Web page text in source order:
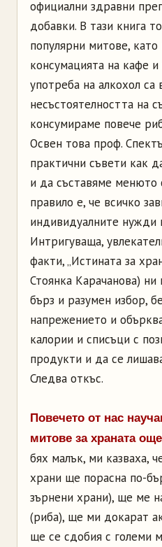
официални здравни
добавки. В тази книга
популярни митове,
консумацията на кафе
употреба на алкохол са
несъстоятелността на
консумираме повече
Освен това проф.
практични съвети как
и да съставяме менюто
правило е, че всичко
индивидуалните нужди
Интригуваща,
факти, „Истината за
Стоянка Карачанова)
бърз и разумен избор,
напрежението и
калории и списъци с
продукти и да се
Следва откъс.
Повечето от нас
митове за храната
бях малък, ми казваха,
храни ще порасна по-
зърнени храни), ще ме
(риба), ще ми докарат
ще се сдобия с големи